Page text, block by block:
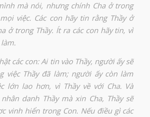
mà nói, nhưng chính Cha ở trong
việc. Các con hãy tin rằng Thầy ở
ở trong Thầy. Ít ra các con hãy tin, vì
các con: Ai tin vào Thầy, người ấy sẽ
việc Thầy đã làm; người ấy còn làm
lớn lao hơn, vì Thầy về với Cha. Và
danh Thầy mà xin Cha, Thầy sẽ
vinh hiển trong Con. Nếu điều gì các